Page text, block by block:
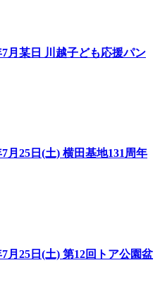
7月某日 川越子ども応援パン
月25日(土) 横田基地131周年
7月25日(土) 第12回トア公園盆